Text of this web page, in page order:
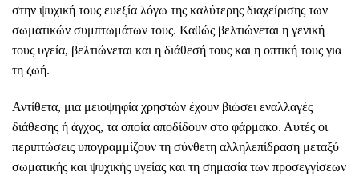
στην ψυχική τους ευεξία λόγω της καλύτερης διαχείρισης των
σωματικών συμπτωμάτων τους. Καθώς βελτιώνεται η γενική
τους υγεία, βελτιώνεται και η διάθεσή τους και η οπτική τους για
τη ζωή.
Αντίθετα, μια μειοψηφία χρηστών έχουν βιώσει εναλλαγές
διάθεσης ή άγχος, τα οποία αποδίδουν στο φάρμακο. Αυτές οι
περιπτώσεις υπογραμμίζουν τη σύνθετη αλληλεπίδραση μεταξύ
σωματικής και ψυχικής υγείας και τη σημασία των προσεγγίσεων